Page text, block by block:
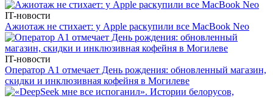
IT-новости
Ажиотаж не стихает: у Apple раскупили все MacBook Neo
IT-новости
Оператор А1 отмечает День рождения: обновленный магазин,
скидки и инклюзивная кофейня в Могилеве